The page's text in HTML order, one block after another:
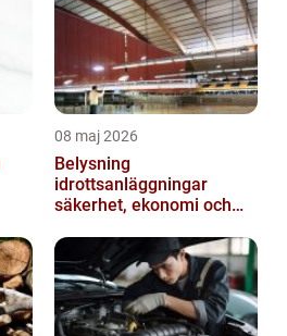
08 maj 2026
Belysning
idrottsanläggningar
säkerhet, ekonomi och